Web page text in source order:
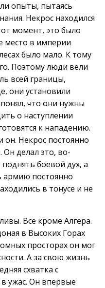
опыты, пытаясь
Некрос находился
момент, это было
место в империи
было мало. К тому
Поэтому люди вели
всей границы,
они установили
что они нужны
о наступлении
к нападению.
он. Некрос постоянно
делал это, во-
боевой дух, а
армию постоянно
в тонусе и не
Все кроме Алгера.
в Высоких Горах
просторах он мог
А за свою жизнь
схватка с
ужас. Он впервые